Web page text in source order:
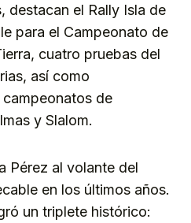
destacan el Rally Isla de
para el Campeonato de
cuatro pruebas del
así como
de
y Slalom.
Pérez al volante del
en los últimos años.
un triplete histórico: